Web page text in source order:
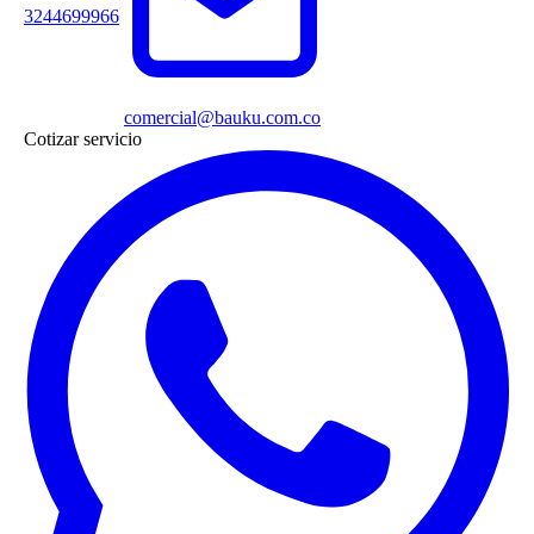
3244699966
comercial@bauku.com.co
Cotizar servicio